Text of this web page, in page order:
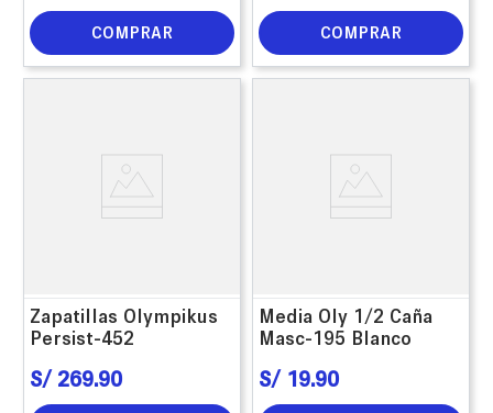
COMPRAR COMPRAR
Zapatillas Olympikus
Persist-452
S/ 269.90
Media Oly 1/2 Caña
Masc-195 Blanco
S/ 19.90